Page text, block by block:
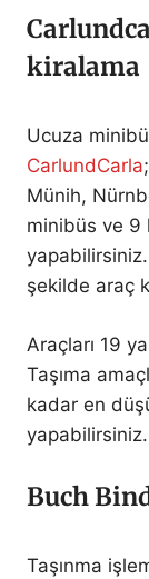
kiralama
Ucuza
CarlundCarla
Münih,
minibüs ve 9
şekilde araç
Araçları 19
Taşıma
kadar en
yapabilirsiniz.
Buch
Taşınma